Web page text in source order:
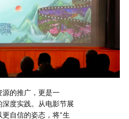
的推广，更是一
度实践。从电影节展
自信的姿态，将“生